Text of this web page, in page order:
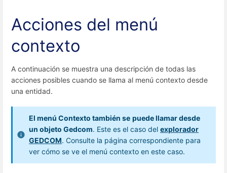
Acciones del menú
contexto
A continuación se muestra una descripción de todas las
acciones posibles cuando se llama al menú contexto desde
una entidad.
El menú Contexto también se puede llamar desde
un objeto Gedcom. Este es el caso del explorador
GEDCOM. Consulte la página correspondiente para
ver cómo se ve el menú contexto en este caso.